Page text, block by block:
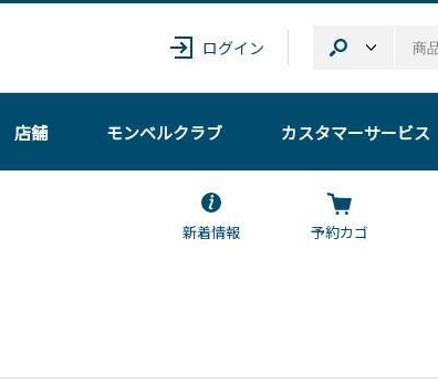
ログイン
店舗 モンベルクラブ カスタマーサービス
新着情報 予約カゴ